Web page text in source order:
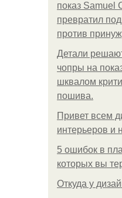
показ Samuel
превратил
против
Детали
чопры на
шквалом
пошива.
Привет всем
интерьеров и
5 ошибок в
которых вы
Откуда у